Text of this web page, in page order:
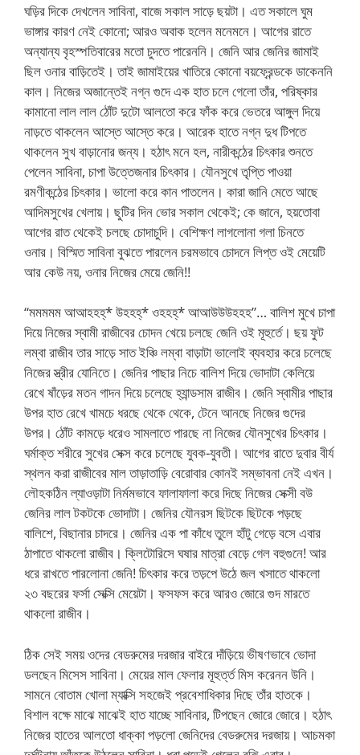
ঘড়ির দিকে দেখলেন সাবিনা, বাজে সকাল সাড়ে ছয়টা। এত সকালে ঘুম
ভাঙ্গার কারণ নেই কোনো; আরও অবাক হলেন মনেমনে। আগের রাতে
অন্যান্য বৃহস্পতিবারের মতো চুদতে পারেননি। জেনি আর জেনির জামাই
ছিল ওনার বাড়িতেই। তাই জামাইয়ের খাতিরে কোনো বয়ফ্রেন্ডকে ডাকেননি
কাল। নিজের অজান্তেই নগ্ন গুদে এক হাত চলে গেলো তাঁর, পরিষ্কার
কামানো লাল লাল ঠোঁট দুটো আলতো করে ফাঁক করে ভেতরে আঙ্গুল দিয়ে
নাড়তে থাকলেন আস্তে আস্তে করে। আরেক হাতে নগ্ন দুধ টিপতে
থাকলেন সুখ বাড়ানোর জন্য। হঠাৎ মনে হল, নারীকন্ঠের চিৎকার শুনতে
পেলেন সাবিনা, চাপা উত্তেজনার চিৎকার। যৌনসুখে তৃপ্তি পাওয়া
রমণীকন্ঠের চিৎকার। ভালো করে কান পাতলেন। কারা জানি মেতে আছে
আদিমসুখের খেলায়। ছুটির দিন ভোর সকাল থেকেই; কে জানে, হয়তোবা
আগের রাত থেকেই চলছে চোদাচুদি। বেশিক্ষণ লাগলোনা গলা চিনতে
ওনার। বিস্মিত সাবিনা বুঝতে পারলেন চরমভাবে চোদনে লিপ্ত ওই মেয়েটি
আর কেউ নয়, ওনার নিজের মেয়ে জেনি!!
“মমমমম আআহহহ্* উহহহ্* ওহহহ্* আআউউউহহহ”… বালিশ মুখে চাপা
দিয়ে নিজের স্বামী রাজীবের চোদন খেয়ে চলছে জেনি ওই মূহুর্তে। ছয় ফুট
লম্বা রাজীব তার সাড়ে সাত ইঞ্চি লম্বা বাড়াটা ভালোই ব্যবহার করে চলেছে
নিজের স্ত্রীর যোনিতে। জেনির পাছার নিচে বালিশ দিয়ে ভোদাটা কেলিয়ে
রেখে ষাঁড়ের মতন গাদন দিয়ে চলেছে হ্যান্ডসাম রাজীব। জেনি স্বামীর পাছার
উপর হাত রেখে খামচে ধরছে থেকে থেকে, টেনে আনছে নিজের গুদের
উপর। ঠোঁট কামড়ে ধরেও সামলাতে পারছে না নিজের যৌনসুখের চিৎকার।
ঘর্মাক্ত শরীরে সুখের সেক্স করে চলেছে যুবক-যুবতী। আগের রাতে দুবার বীর্য
স্থলন করা রাজীবের মাল তাড়াতাড়ি বেরোবার কোনই সম্ভাবনা নেই এখন।
লৌহকঠিন ল্যাওড়াটা নির্মমভাবে ফালাফালা করে দিছে নিজের সেক্সী বউ
জেনির লাল টকটকে ভোদাটা। জেনির যৌনরস ছিটকে ছিটকে পড়ছে
বালিশে, বিছানার চাদরে। জেনির এক পা কাঁধে তুলে হাঁটু গেড়ে বসে এবার
ঠাপাতে থাকলো রাজীব। ক্লিটোরিসে ঘষার মাত্রা বেড়ে গেল বহুগুনে! আর
ধরে রাখতে পারলোনা জেনি! চিৎকার করে তড়পে উঠে জল খসাতে থাকলো
২৩ বছরের ফর্সা সেক্সি মেয়েটা। ফসফস করে আরও জোরে গুদ মারতে
থাকলো রাজীব।
ঠিক সেই সময় ওদের বেডরুমের দরজার বাইরে দাঁড়িয়ে ভীষণভাবে ভোদা
ডলছেন মিসেস সাবিনা। মেয়ের মাল ফেলার মূহুর্ত্ত মিস করেনন উনি।
সামনে বোতাম খোলা ম্যাক্সি সহজেই প্রবেশাধিকার দিছে তাঁর হাতকে।
বিশাল বক্ষে মাঝে মাঝেই হাত যাচ্ছে সাবিনার, টিপছেন জোরে জোরে। হঠাৎ
নিজের হাতের আলতো ধাক্কা পড়লো জেনিদের বেডরুমের দরজায়। আচমকা